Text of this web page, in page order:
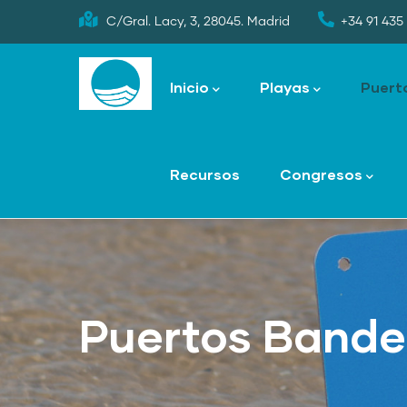
to
C/Gral. Lacy, 3, 28045. Madrid +34 91 435
navigation
Inicio Playas
Recursos Congresos
Puertos